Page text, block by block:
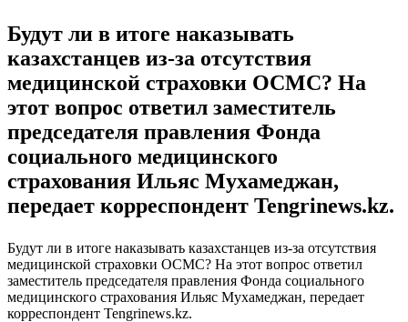
Будут ли в итоге наказывать
казахстанцев из-за отсутствия
медицинской страховки ОСМС? На
этот вопрос ответил заместитель
председателя правления Фонда
социального медицинского
страхования Ильяс Мухамеджан,
передает корреспондент Tengrinews.kz.
Будут ли в итоге наказывать казахстанцев из-за отсутствия
медицинской страховки ОСМС? На этот вопрос ответил
заместитель председателя правления Фонда социального
медицинского страхования Ильяс Мухамеджан, передает
корреспондент Tengrinews.kz.